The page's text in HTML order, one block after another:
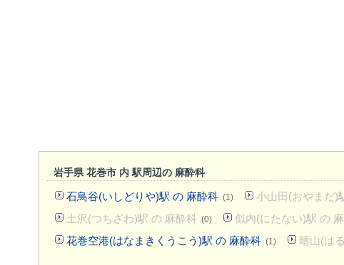
岩手県 花巻市 内 駅周辺の 麻酔科
石鳥谷(いしどりや)駅 の 麻酔科 (1) 小山田(おやまだ)
土沢(つちざわ)駅 の 麻酔科 (0) 似内(にたない)駅 の
花巻空港(はなまきくうこう)駅 の 麻酔科 (1) 晴山(は